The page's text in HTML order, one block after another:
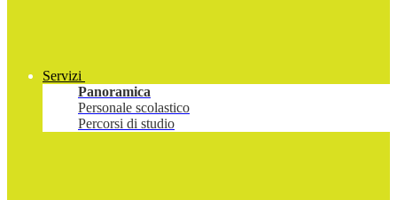
Servizi
Panoramica
Personale scolastico
Percorsi di studio